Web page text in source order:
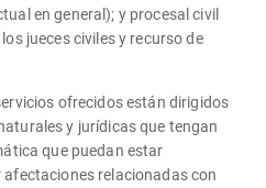
en general); y procesal civil
jueces civiles y recurso de
ofrecidos están dirigidos
y jurídicas que tengan
que puedan estar
relacionadas con